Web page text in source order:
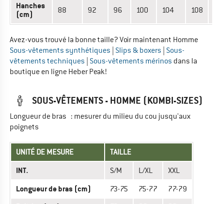
Hanches
(cm)
88 92 96 100 104 108
Avez-vous trouvé la bonne taille? Voir maintenant Homme
Sous-vêtements synthétiques Slips & boxers Sous-
vêtements techniques Sous-vêtements mérinos dans la
boutique en ligne Heber Peak!
SOUS-VÊTEMENTS - HOMME (KOMBI-SIZES)
Longueur de bras : mesurer du milieu du cou jusqu'aux
poignets
UNITÉ DE MESURE TAILLE
INT. S/M L/XL XXL
Longueur de bras (cm) 73-75 75-77 77-79